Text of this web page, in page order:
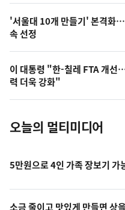
오
늘
의
사
진
'서울대 10개 만들기' 본격화
속 선정
이 대통령 "한-칠레 FTA 개선
력 더욱 강화"
오늘의 멀티미디어
5만원으로 4인 가족 장보기 가
소금 줄이고 맛있게 만들면 상